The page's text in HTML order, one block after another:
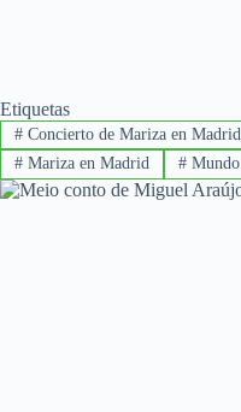
Etiquetas
#Concierto de Mariza en Madrid
#Mariza en Madrid #Mundo